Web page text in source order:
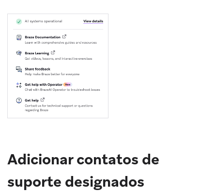
Adicionar contatos de
suporte designados